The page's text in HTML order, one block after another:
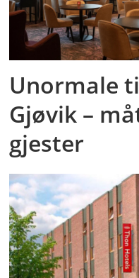
Unormale
Gjøvik –
gjester